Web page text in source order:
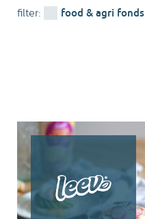
filter: food & agri fonds